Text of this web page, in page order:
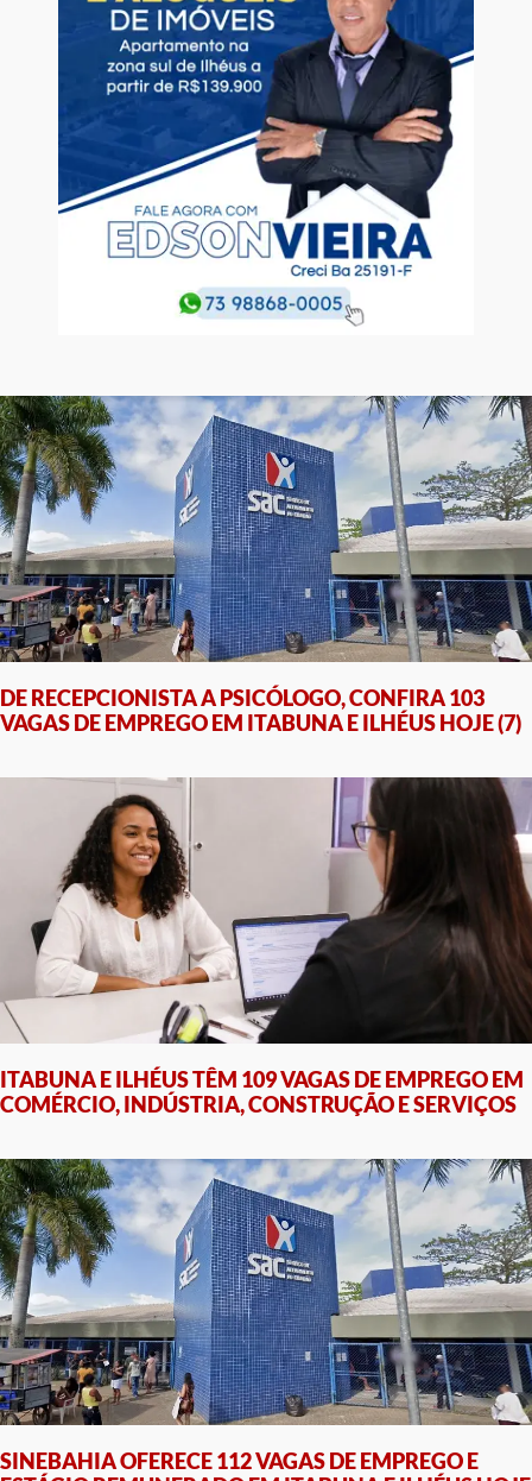
DE RECEPCIONISTA A PSICÓLOGO, CONFIRA 103
VAGAS DE EMPREGO EM ITABUNA E ILHÉUS HOJE (7)
ITABUNA E ILHÉUS TÊM 109 VAGAS DE EMPREGO EM
COMÉRCIO, INDÚSTRIA, CONSTRUÇÃO E SERVIÇOS
SINEBAHIA OFERECE 112 VAGAS DE EMPREGO E